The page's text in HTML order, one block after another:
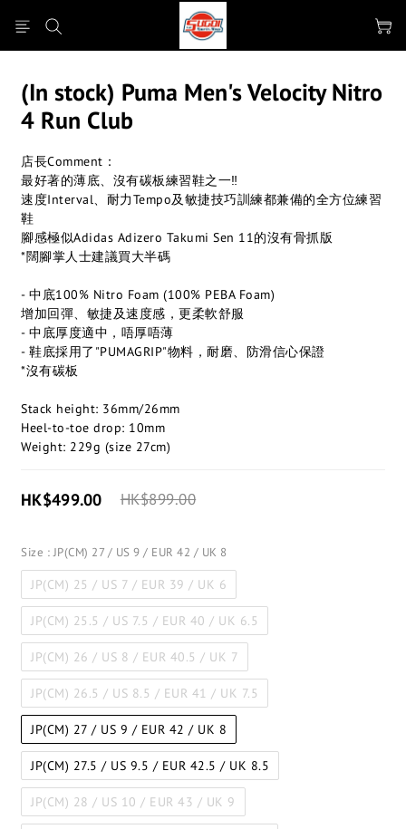
(In stock) Puma Men's Velocity Nitro
4 Run Club
店長Comment：
最好著的薄底、沒有碳板練習鞋之一‼️
速度Interval、耐力Tempo及敏捷技巧訓練都兼備的全方位練習
鞋
腳感極似Adidas Adizero Takumi Sen 11的沒有骨抓版
*闊腳掌人士建議買大半碼
- 中底100% Nitro Foam (100% PEBA Foam)
增加回彈、敏捷及速度感，更柔軟舒服
- 中底厚度適中，唔厚唔薄
- 鞋底採用了"PUMAGRIP"物料，耐磨、防滑信心保證
*沒有碳板
Stack height: 36mm/26mm
Heel-to-toe drop: 10mm​
Weight: 229g (size 27cm)​
HK$499.00 HK$899.00
Size : JP(CM) 27 / US 9 / EUR 42 / UK 8
JP(CM) 25 / US 7 / EUR 39 / UK 6
JP(CM) 25.5 / US 7.5 / EUR 40 / UK 6.5
JP(CM) 26 / US 8 / EUR 40.5 / UK 7
JP(CM) 26.5 / US 8.5 / EUR 41 / UK 7.5
JP(CM) 27 / US 9 / EUR 42 / UK 8
JP(CM) 27.5 / US 9.5 / EUR 42.5 / UK 8.5
JP(CM) 28 / US 10 / EUR 43 / UK 9